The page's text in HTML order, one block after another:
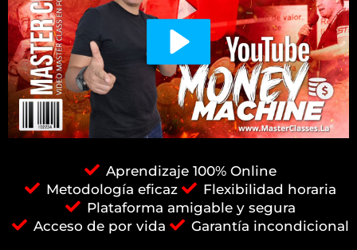
Aprendizaje 100% Online
Metodología eficaz
Flexibilidad horaria
Plataforma amigable y segura
Acceso de por vida
Garantía incondicional